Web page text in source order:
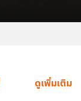
ดูเพิ่มเติม